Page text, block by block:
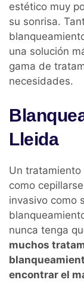
estético muy
su sonrisa.
una solución
gama de
necesidades.
Lleida
Un
como
invasivo como
nunca tenga
muchos
encontrar el